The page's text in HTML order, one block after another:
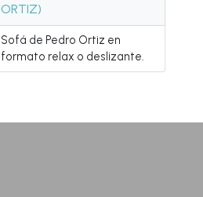
ORTIZ)
Sofá de Pedro Ortiz en
formato relax o deslizante.